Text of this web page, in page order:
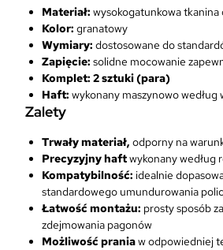
z
ł
.
Materiał:wysokogatunkowa
Kolor: granatowy​
Wymiary: dostosowane do
Zapięcie:solidne mocowanie
Komplet: 2 sztuki (para)
Haft: wykonany maszynowo według
Zalety
Trwały materiał,odporny na
Precyzyjny haftwykonany według
Kompatybilność: idealnie
standardowego umundurowania
Łatwość montażu: prosty sposób
zdejmowania pagonów​
Możliwość praniaw odpowiedniej